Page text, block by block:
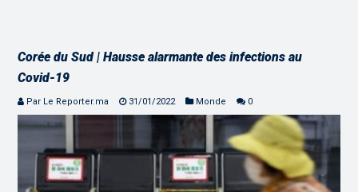
Corée du Sud | Hausse alarmante des infections au
Covid-19
Par Le Reporter.ma 31/01/2022 Monde 0